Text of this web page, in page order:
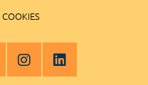
COOKIES